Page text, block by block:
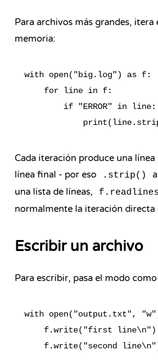
Para archivos más grandes, itera
memoria:
with open("big.log") as f:
    for line in f:
        if "ERROR" in line:
Cada iteración produce una línea
línea final - por eso
.strip()
una lista de líneas,
normalmente la iteración directa
Escribir un archivo
Para escribir, pasa el modo
with open("output.txt",
    f.write("first line\n")